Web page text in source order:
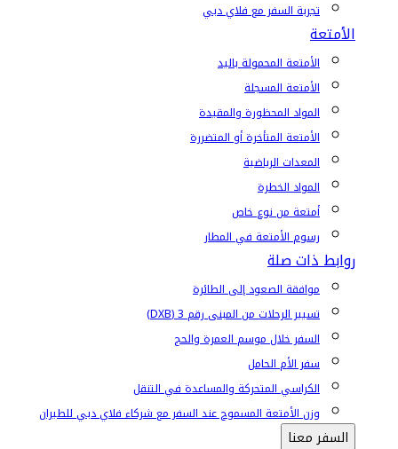
تجربة السفر مع فلاي دبي
الأمتعة
الأمتعة المحمولة باليد
الأمتعة المسجلة
المواد المحظورة والمقيدة
الأمتعة المتأخرة أو المتضررة
المعدات الرياضية
المواد الخطرة
أمتعة من نوع خاص
رسوم الأمتعة في المطار
روابط ذات صلة
موافقة الصعود إلى الطائرة
تسيير الرحلات من المبنى رقم 3 (DXB)
السفر خلال موسم العمرة والحج
سفر الأم الحامل
الكراسي المتحركة والمساعدة في التنقل
وزن الأمتعة المسموح عند السفر مع شركاء فلاي دبي للطيران
السفر معنا